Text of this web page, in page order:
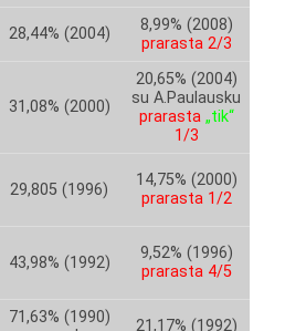
28,44% (2004)
8,99% (2008)
prarasta 2/3
31,08% (2000)
20,65% (2004)
su A.Paulausku
prarasta „tik“
1/3
29,805 (1996)
14,75% (2000)
prarasta 1/2
43,98% (1992)
9,52% (1996)
prarasta 4/5
71,63% (1990)
21,17% (1992)